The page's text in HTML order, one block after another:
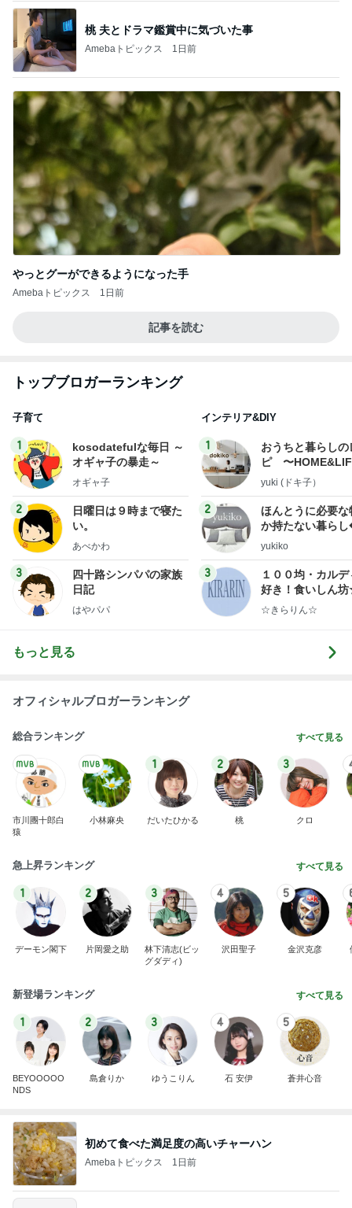
桃 夫とドラマ鑑賞中に気づいた事
Amebaトピックス 1日前
やっとグーができるようになった手
Amebaトピックス 1日前
記事を読む
トップブロガーランキング
子育て
1
kosodatefulな毎日 ～
オギャ子の暴走～
オギャ子
2
日曜日は９時まで寝た
い。
あべかわ
3
四十路シンパパの家族
日記
はやパパ
インテリア&DIY
1
おうちと暮らしの
ピ 〜
yuki (ドキ子）
2
ほんとうに必要な
か持たない暮ら
ep Life Simple◆
ンテリアのきろく
yukiko
3
１００均・カルデ
好き！食いしん
らりん☆のブログ
☆きらりん☆
もっと見る
オフィシャルブロガーランキング
総合ランキング すべて見る
市川團十郎白
猿
小林麻央
1
だいたひかる
2
桃
3
クロ
急上昇ランキング すべて見る
1
デーモン閣下
2
片岡愛之助
3
林下清志(ビッ
グダディ)
4
沢田聖子
5
金沢克彦
新登場ランキング すべて見る
1
BEYOOOOO
NDS
2
島倉りか
3
ゆうこりん
4
石 安伊
5
蒼井心音
初めて食べた満足度の高いチャーハン
Amebaトピックス 1日前